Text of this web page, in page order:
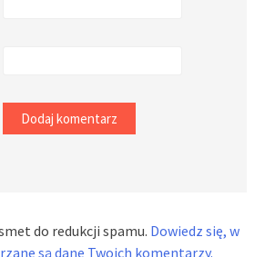
do redukcji spamu. Dowiedz się, w
są dane Twoich komentarzy.